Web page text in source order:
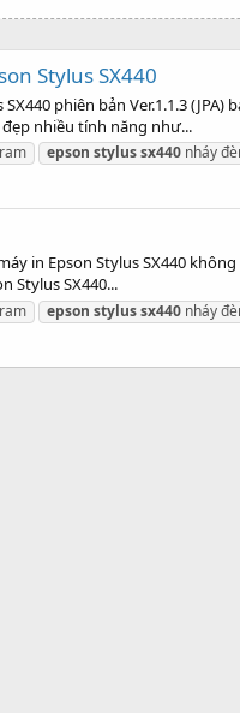
Stylus SX440
phiên bản Ver.1.1.3
nhiều tính năng như...
epson stylussx440 nháy
in Epson Stylus SX440
Stylus SX440...
epson stylussx440 nháy